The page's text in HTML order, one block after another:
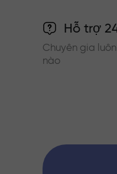
Hỗ trợ
Chuyên gia
nào